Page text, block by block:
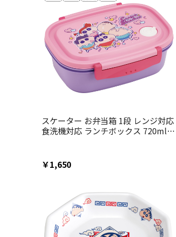
スケーター お弁当箱 1段 レンジ対応
食洗機対応 ランチボックス 720ml
子 女の子
￥1,650